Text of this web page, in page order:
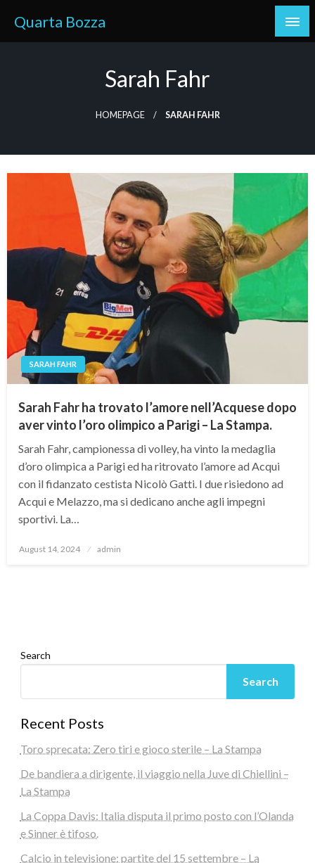
content
Quarta Bozza
Sarah Fahr
HOMEPAGE SARAH FAHR
SARAH FAHR
Sarah Fahr ha trovato l’amore nell’Acquese dopo
aver vinto l’oro olimpico a Parigi – La Stampa.
Sarah Fahr, campionessa di volley, ha vinto la medaglia
d’oro olimpica a Parigi ed ha ritrovato l’amore ad Acqui
con il fidanzato cestista Nicolò Gatti. I due risiedono ad
Acqui e Melazzo, ma si dedicano anche agli impegni
sportivi. La…
Posted
August 14, 2024 admin
Search
Search
Recent Posts
Toro sprecata: Zero tiri e gioco sterile – La Stampa
De bandiera a dirigente, il viaggio nella Juve di Chiellini –
La Stampa
La Coppa Davis: Italia disputa il primo posto con l’Olanda
e Sinner è tifoso.
Calcio in televisione: partite del 15 settembre – La